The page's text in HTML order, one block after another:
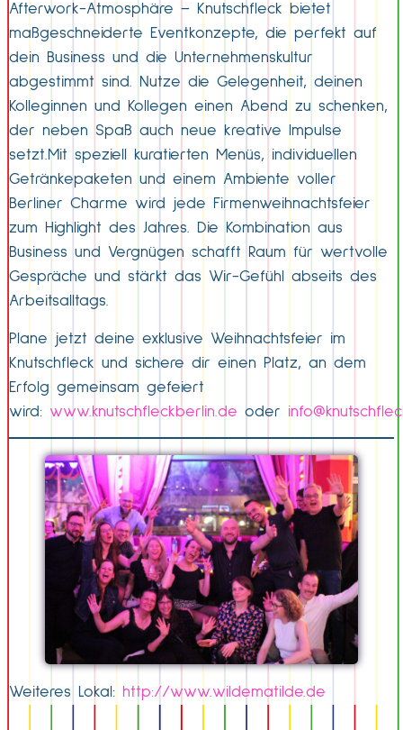
Afterwork-Atmosphäre – Knutschfleck bietet
maßgeschneiderte Eventkonzepte, die perfekt auf
dein Business und die Unternehmenskultur
abgestimmt sind. Nutze die Gelegenheit, deinen
Kolleginnen und Kollegen einen Abend zu schenken,
der neben Spaß auch neue kreative Impulse
setzt.Mit speziell kuratierten Menüs, individuellen
Getränkepaketen und einem Ambiente voller
Berliner Charme wird jede Firmenweihnachtsfeier
zum Highlight des Jahres. Die Kombination aus
Business und Vergnügen schafft Raum für wertvolle
Gespräche und stärkt das Wir-Gefühl abseits des
Arbeitsalltags.
Plane jetzt deine exklusive Weihnachtsfeier im
Knutschfleck und sichere dir einen Platz, an dem
Erfolg gemeinsam gefeiert
wird: www.knutschfleckberlin.de oder
Weiteres Lokal: http://www.wildematilde.de